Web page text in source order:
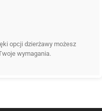
opcji dzierżawy możesz
wymagania.